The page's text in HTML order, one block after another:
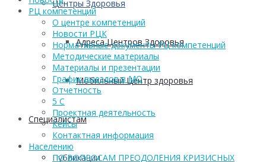
Центры Здоровья
Адреса Центров Здоровья
Мобильный Центр здоровья
Cпециалистам
Публикации
РЦ компетенций
О центре компетенций
Новости РЦК
Нормативные документы РЦ компетенций
Методические материалы
Материалы и презентации
График выездов в МО
Отчетность
5 С
Проектная деятельность
Кейсы
Контактная информация
Населению
ПО ВОПРОСАМ ПРЕОДОЛЕНИЯ КРИЗИСНЫХ